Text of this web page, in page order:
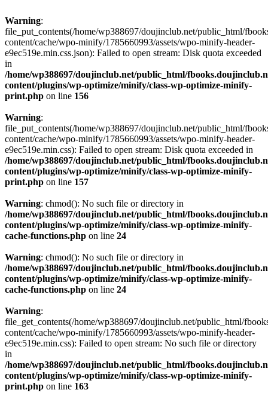
Warning:
file_put_contents(/home/wp388697/doujinclub.net/public_html/
content/cache/wpo-minify/1785660993/assets/wpo-minify-header-
e9ec519e.min.css.json): Failed to open stream: Disk quota exceeded
in
/home/wp388697/doujinclub.net/public_html/
content/plugins/wp-optimize/minify/class-wp-optimize-minify-
print.php on line 156
Warning:
file_put_contents(/home/wp388697/doujinclub.net/public_html/
content/cache/wpo-minify/1785660993/assets/wpo-minify-header-
e9ec519e.min.css): Failed to open stream: Disk quota exceeded in
/home/wp388697/doujinclub.net/public_html/
content/plugins/wp-optimize/minify/class-wp-optimize-minify-
print.php on line 157
Warning: chmod(): No such file or directory in
/home/wp388697/doujinclub.net/public_html/
content/plugins/wp-optimize/minify/class-wp-optimize-minify-
cache-functions.php on line 24
Warning: chmod(): No such file or directory in
/home/wp388697/doujinclub.net/public_html/
content/plugins/wp-optimize/minify/class-wp-optimize-minify-
cache-functions.php on line 24
Warning:
file_get_contents(/home/wp388697/doujinclub.net/public_html/
content/cache/wpo-minify/1785660993/assets/wpo-minify-header-
e9ec519e.min.css): Failed to open stream: No such file or directory
in
/home/wp388697/doujinclub.net/public_html/
content/plugins/wp-optimize/minify/class-wp-optimize-minify-
print.php on line 163